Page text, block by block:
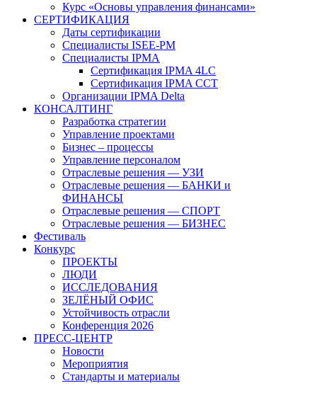
Курс «Основы управления финансами»
СЕРТИФИКАЦИЯ
Даты сертификации
Специалисты ISEE-PM
Специалисты IPMA
Сертификация IPMA 4LC
Сертификация IPMA CCT
Организации IPMA Delta
КОНСАЛТИНГ
Разработка стратегии
Управление проектами
Бизнес – процессы
Управление персоналом
Отраслевые решения — УЗИ
Отраслевые решения — БАНКИ и
ФИНАНСЫ
Отраслевые решения — СПОРТ
Отраслевые решения — БИЗНЕС
Фестиваль
Конкурс
ПРОЕКТЫ
ЛЮДИ
ИССЛЕДОВАНИЯ
ЗЕЛЁНЫЙ ОФИС
Устойчивость отрасли
Конференция 2026
ПРЕСС-ЦЕНТР
Новости
Мероприятия
Стандарты и материалы